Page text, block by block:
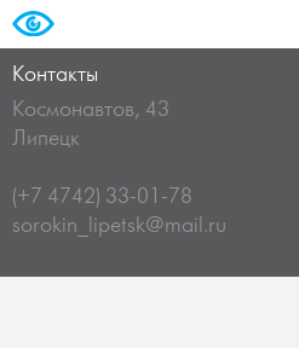
Контакты
Космонавтов, 43
Липецк
(+7 4742) 33-01-78
sorokin_lipetsk@mail.ru